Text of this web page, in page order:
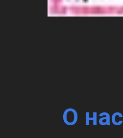
О нас